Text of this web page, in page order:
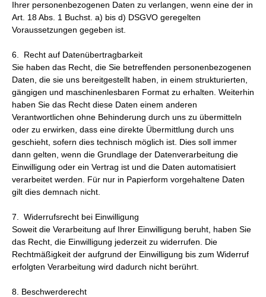
Ihrer personenbezogenen Daten zu verlangen, wenn eine der in
Art. 18 Abs. 1 Buchst. a) bis d) DSGVO geregelten
Voraussetzungen gegeben ist.
6. Recht auf Datenübertragbarkeit
Sie haben das Recht, die Sie betreffenden personenbezogenen
Daten, die sie uns bereitgestellt haben, in einem strukturierten,
gängigen und maschinenlesbaren Format zu erhalten. Weiterhin
haben Sie das Recht diese Daten einem anderen
Verantwortlichen ohne Behinderung durch uns zu übermitteln
oder zu erwirken, dass eine direkte Übermittlung durch uns
geschieht, sofern dies technisch möglich ist. Dies soll immer
dann gelten, wenn die Grundlage der Datenverarbeitung die
Einwilligung oder ein Vertrag ist und die Daten automatisiert
verarbeitet werden. Für nur in Papierform vorgehaltene Daten
gilt dies demnach nicht.
7. Widerrufsrecht bei Einwilligung
Soweit die Verarbeitung auf Ihrer Einwilligung beruht, haben Sie
das Recht, die Einwilligung jederzeit zu widerrufen. Die
Rechtmäßigkeit der aufgrund der Einwilligung bis zum Widerruf
erfolgten Verarbeitung wird dadurch nicht berührt.
8. Beschwerderecht